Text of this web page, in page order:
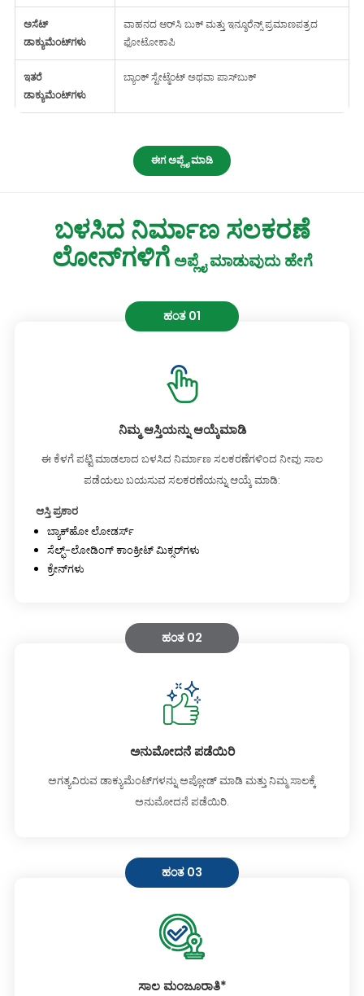
ಅಸೆಟ್
ಡಾಕ್ಯುಮೆಂಟ್‌ಗಳು
ವಾಹನದ ಆರ್‌ಸಿ ಬುಕ್ ಮತ್ತು ಇನ್ಶೂರೆನ್ಸ್ ಪ್ರಮಾಣಪತ್ರದ
ಫೋಟೋಕಾಪಿ
ಇತರೆ
ಡಾಕ್ಯುಮೆಂಟ್‌ಗಳು
ಬ್ಯಾಂಕ್ ಸ್ಟೇಟ್ಮೆಂಟ್ ಅಥವಾ ಪಾಸ್‌ಬುಕ್
ಈಗ ಅಪ್ಲೈ ಮಾಡಿ
ಬಳಸಿದ ನಿರ್ಮಾಣ ಸಲಕರಣೆ
ಲೋನ್‌ಗಳಿಗೆಅಪ್ಲೈ ಮಾಡುವುದು ಹೇಗೆ
ಹಂತ 01
ನಿಮ್ಮ ಆಸ್ತಿಯನ್ನು ಆಯ್ಕೆಮಾಡಿ
ಈ ಕೆಳಗೆ ಪಟ್ಟಿ ಮಾಡಲಾದ ಬಳಸಿದ ನಿರ್ಮಾಣ ಸಲಕರಣೆಗಳಿಂದ ನೀವು ಸಾಲ
ಪಡೆಯಲು ಬಯಸುವ ಸಲಕರಣೆಯನ್ನು ಆಯ್ಕೆ ಮಾಡಿ:
ಆಸ್ತಿ ಪ್ರಕಾರ
ಬ್ಯಾಕ್‌ಹೋ ಲೋಡರ್ಸ್
ಸೆಲ್ಫ್-ಲೋಡಿಂಗ್ ಕಾಂಕ್ರೀಟ್ ಮಿಕ್ಸರ್‌ಗಳು
ಕ್ರೇನ್‌ಗಳು
ಹಂತ 02
ಅನುಮೋದನೆ ಪಡೆಯಿರಿ
ಅಗತ್ಯವಿರುವ ಡಾಕ್ಯುಮೆಂಟ್‌ಗಳನ್ನು ಅಪ್ಲೋಡ್ ಮಾಡಿ ಮತ್ತು ನಿಮ್ಮ ಸಾಲಕ್ಕೆ
ಅನುಮೋದನೆ ಪಡೆಯಿರಿ.
ಹಂತ 03
ಸಾಲ ಮಂಜೂರಾತಿ*